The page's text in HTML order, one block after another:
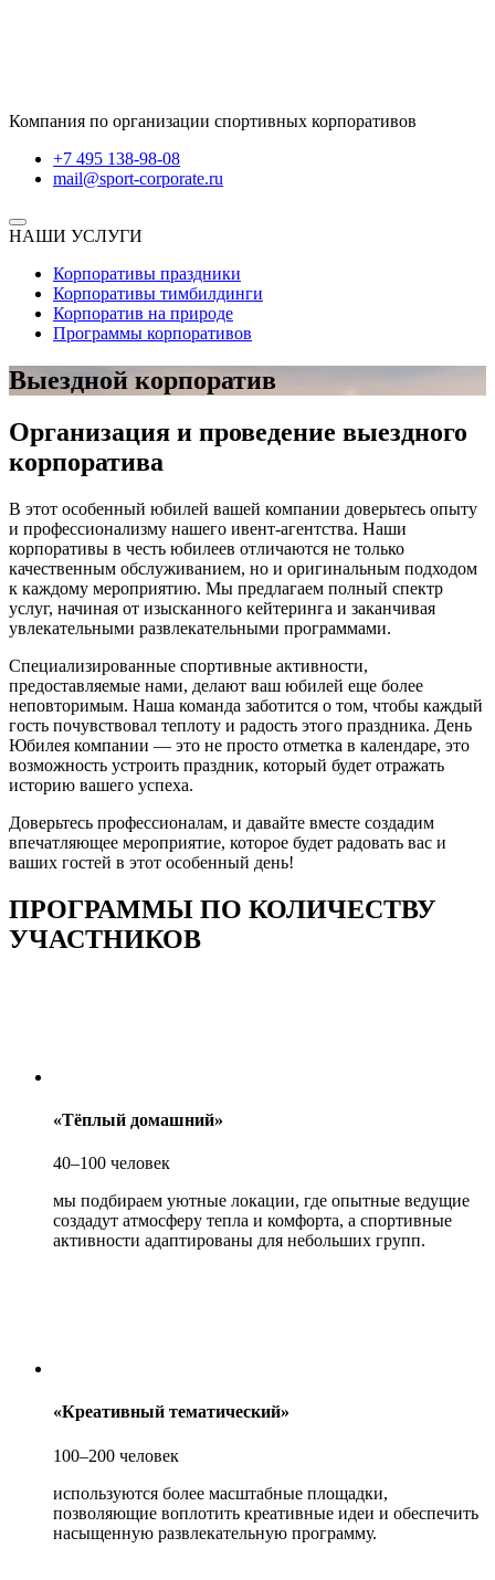
Компания по организации спортивных корпоративов
+7 495 138-98-08
mail@sport-corporate.ru
НАШИ УСЛУГИ
Корпоративы праздники
Корпоративы тимбилдинги
Корпоратив на природе
Программы корпоративов
Выездной корпоратив
Организация и проведение выездного
корпоратива
В этот особенный юбилей вашей компании доверьтесь опыту
и профессионализму нашего ивент-агентства. Наши
корпоративы в честь юбилеев отличаются не только
качественным обслуживанием, но и оригинальным подходом
к каждому мероприятию. Мы предлагаем полный спектр
услуг, начиная от изысканного кейтеринга и заканчивая
увлекательными развлекательными программами.
Специализированные спортивные активности,
предоставляемые нами, делают ваш юбилей еще более
неповторимым. Наша команда заботится о том, чтобы каждый
гость почувствовал теплоту и радость этого праздника. День
Юбилея компании — это не просто отметка в календаре, это
возможность устроить праздник, который будет отражать
историю вашего успеха.
Доверьтесь профессионалам, и давайте вместе создадим
впечатляющее мероприятие, которое будет радовать вас и
ваших гостей в этот особенный день!
ПРОГРАММЫ ПО КОЛИЧЕСТВУ
УЧАСТНИКОВ
«Тёплый домашний»
40–100 человек
мы подбираем уютные локации, где опытные ведущие
создадут атмосферу тепла и комфорта, а спортивные
активности адаптированы для небольших групп.
«Креативный тематический»
100–200 человек
используются более масштабные площадки,
позволяющие воплотить креативные идеи и обеспечить
насыщенную развлекательную программу.